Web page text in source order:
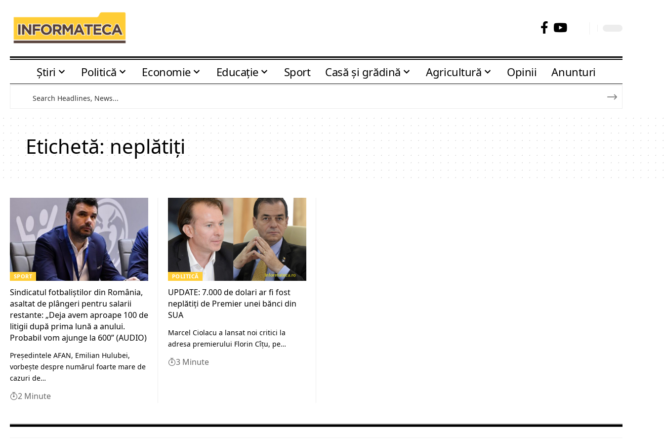
Știri Politică Economie Educaţie Sport Casă şi grădină Agricultură Opinii Anunturi
Etichetă:neplătiți
SPORT
Sindicatul fotbaliștilor din România,
asaltat de plângeri pentru salarii
restante: „Deja avem aproape 100 de
litigii după prima lună a anului.
Probabil vom ajunge la 600” (AUDIO)
Președintele AFAN, Emilian Hulubei,
vorbește despre numărul foarte mare de
cazuri de…
2 Minute
POLITICĂ
UPDATE: 7.000 de dolari ar fi fost
neplătiți de Premier unei bănci din
SUA
Marcel Ciolacu a lansat noi critici la
adresa premierului Florin Cîțu, pe…
3 Minute